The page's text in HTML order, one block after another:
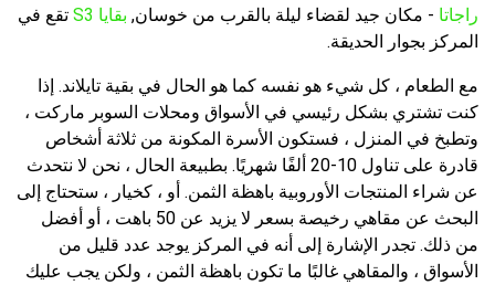
راجاتا - مكان جيد لقضاء ليلة بالقرب من خوسان, بقايا S3
تقع في
المركز بجوار الحديقة.
مع الطعام ، كل شيء هو نفسه كما هو الحال في بقية تايلاند. إذا
كنت تشتري بشكل رئيسي في الأسواق ومحلات السوبر ماركت ،
وتطبخ في المنزل ، فستكون الأسرة المكونة من ثلاثة أشخاص
قادرة على تناول 10-20 ألفًا شهريًا. بطبيعة الحال ، نحن لا نتحدث
عن شراء المنتجات الأوروبية باهظة الثمن. أو ، كخيار ، ستحتاج إلى
البحث عن مقاهي رخيصة بسعر لا يزيد عن 50 باهت ، أو أفضل
من ذلك. تجدر الإشارة إلى أنه في المركز يوجد عدد قليل من
الأسواق ، والمقاهي غالبًا ما تكون باهظة الثمن ، ولكن يجب عليك